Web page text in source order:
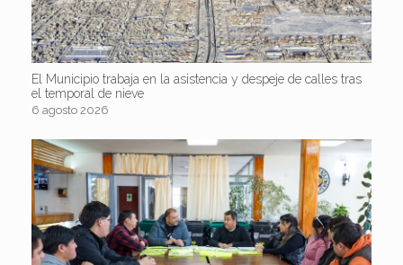
El Municipio trabaja en la asistencia y despeje de calles tras
el temporal de nieve
6 agosto 2026